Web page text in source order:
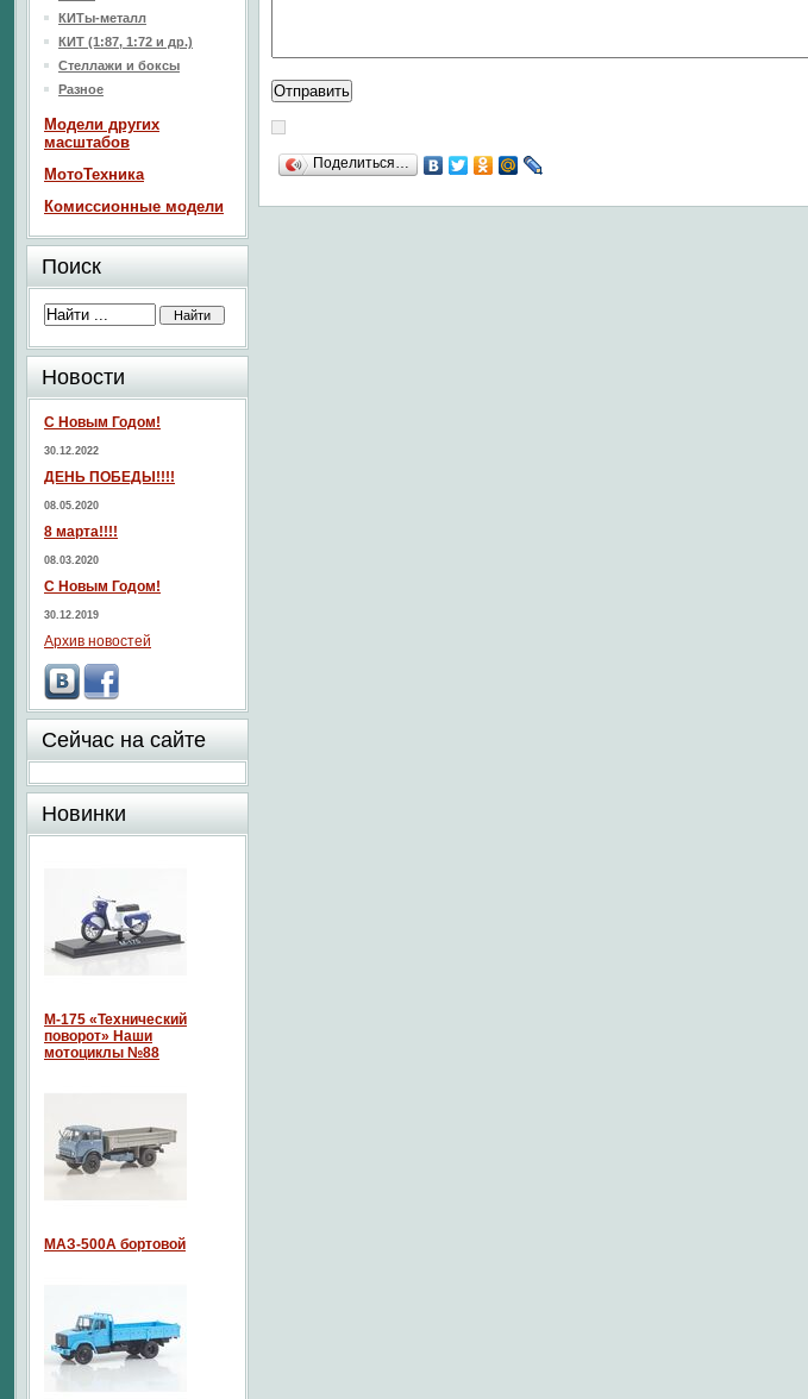
Поделиться…
КИТы-металл
КИТ (1:87, 1:72 и др.)
Стеллажи и боксы
Разное
Модели других
масштабов
МотоТехника
Комиссионные модели
Поиск
Новости
С Новым Годом!
30.12.2022
ДЕНЬ ПОБЕДЫ!!!!
08.05.2020
8 марта!!!!
08.03.2020
С Новым Годом!
30.12.2019
Архив новостей
Сейчас на сайте
Новинки
М-175 «Технический
поворот» Наши
мотоциклы №88
МАЗ-500А бортовой